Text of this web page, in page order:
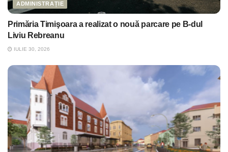
ADMINISTRAȚIE
Primăria Timişoara a realizat o nouă parcare pe B-dul
Liviu Rebreanu
IULIE 30, 2026